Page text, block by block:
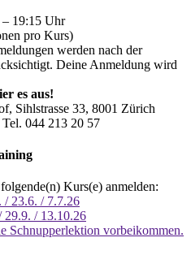
– 19:15 Uhr
pro Kurs)
werden nach der
Deine Anmeldung wird
es aus!
Sihlstrasse 33, 8001 Zürich
Tel. 044 213 20 57
Kurs(e) anmelden:
/ 23.6. / 7.7.26
29.9. / 13.10.26
Schnupperlektion vorbeikommen.